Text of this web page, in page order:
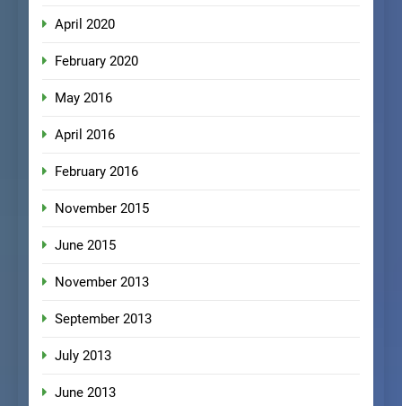
April 2020
February 2020
May 2016
April 2016
February 2016
November 2015
June 2015
November 2013
September 2013
July 2013
June 2013